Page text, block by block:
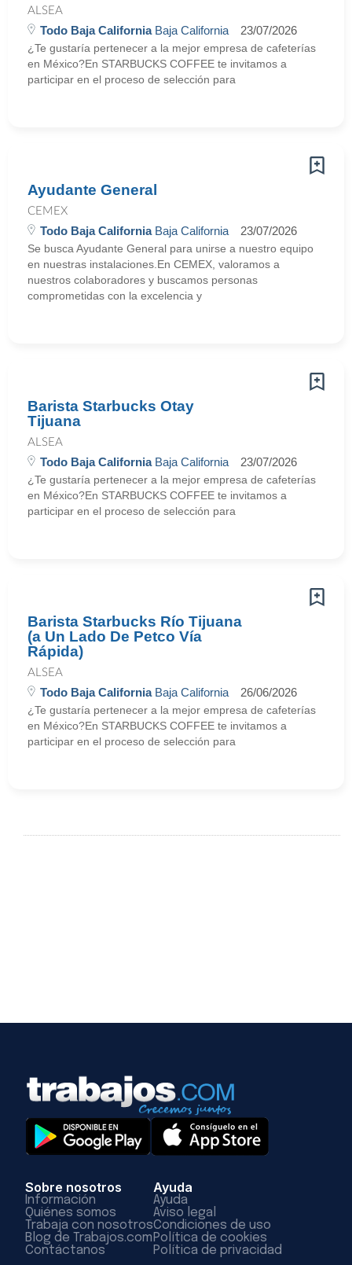
ALSEA
Todo Baja CaliforniaBaja California 23/07/2026
¿Te gustaría pertenecer a la mejor empresa de cafeterías
en México?En STARBUCKS COFFEE te invitamos a
participar en el proceso de selección para
Ayudante General
CEMEX
Todo Baja CaliforniaBaja California 23/07/2026
Se busca Ayudante General para unirse a nuestro equipo
en nuestras instalaciones.En CEMEX, valoramos a
nuestros colaboradores y buscamos personas
comprometidas con la excelencia y
Barista Starbucks Otay
Tijuana
ALSEA
Todo Baja CaliforniaBaja California 23/07/2026
¿Te gustaría pertenecer a la mejor empresa de cafeterías
en México?En STARBUCKS COFFEE te invitamos a
participar en el proceso de selección para
Barista Starbucks Río Tijuana
(a Un Lado De Petco Vía
Rápida)
ALSEA
Todo Baja CaliforniaBaja California 26/06/2026
¿Te gustaría pertenecer a la mejor empresa de cafeterías
en México?En STARBUCKS COFFEE te invitamos a
participar en el proceso de selección para
Sobre nosotros
Información
Quiénes somos
Trabaja con nosotros
Blog de Trabajos.com
Contáctanos
Ayuda
Ayuda
Aviso legal
Condiciones de uso
Política de cookies
Política de privacidad